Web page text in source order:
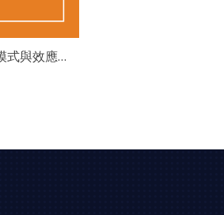
AIAG-VDA FMEA 失效模式與效應分析